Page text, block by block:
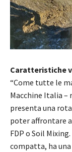
Caratteristiche
“Come tutte le
Macchine Italia –
presenta una
poter affrontare
FDP o Soil
compatta, ha